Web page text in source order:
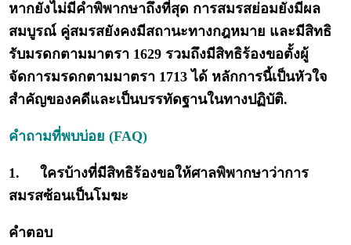
หากยังไม่มีคำพิพากษาถึงที่สุด การสมรสย่อมยังมีผล
สมบูรณ์ คู่สมรสยังคงมีสถานะทางกฎหมาย และมีสิทธิ
รับมรดกตามมาตรา 1629 รวมถึงมีสิทธิร้องขอตั้งผู้
จัดการมรดกตามมาตรา 1713 ได้ หลักการนี้เป็นหัวใจ
สำคัญของคดีและเป็นบรรทัดฐานในทางปฏิบัติ.
คำถามที่พบบ่อย (FAQ)
1.
ใครบ้างที่มีสิทธิร้องขอให้ศาลพิพากษาว่าการ
สมรสซ้อนเป็นโมฆะ
คำตอบ